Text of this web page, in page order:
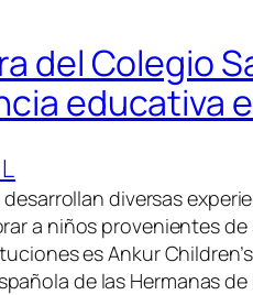
del Colegio
educativa
diversas
a niños provenientes
es Ankur
de las Hermanas de